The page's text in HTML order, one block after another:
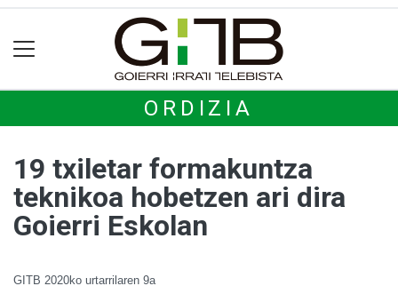
ORDIZIA
19 txiletar formakuntza
teknikoa hobetzen ari dira
Goierri Eskolan
GITB 2020ko urtarrilaren 9a